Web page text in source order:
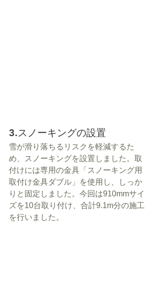
3.スノーキングの設置
雪が滑り落ちるリスクを軽減するた
め、スノーキングを設置しました。取
付けには専用の金具「スノーキング用
取付け金具ダブル」を使用し、しっか
りと固定しました。今回は910mmサイ
ズを10台取り付け、合計9.1m分の施工
を行いました。